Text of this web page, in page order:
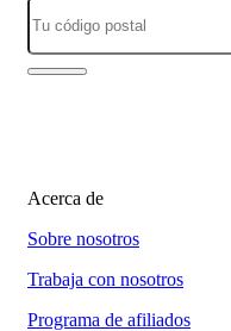
Acerca de
Sobre nosotros
Trabaja con nosotros
Programa de afiliados